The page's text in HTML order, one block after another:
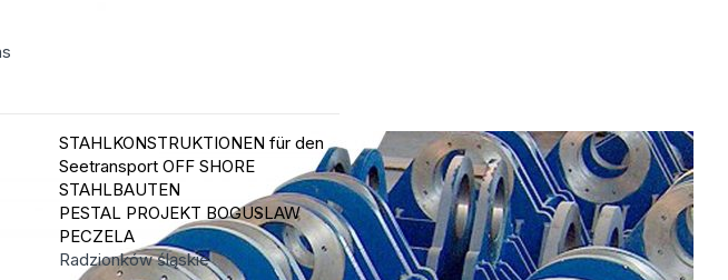
STAHLKONSTRUKTIONEN für den
Seetransport OFF SHORE
STAHLBAUTEN
PESTAL PROJEKT BOGUSLAW
PECZELA
Radzionkówśląskie